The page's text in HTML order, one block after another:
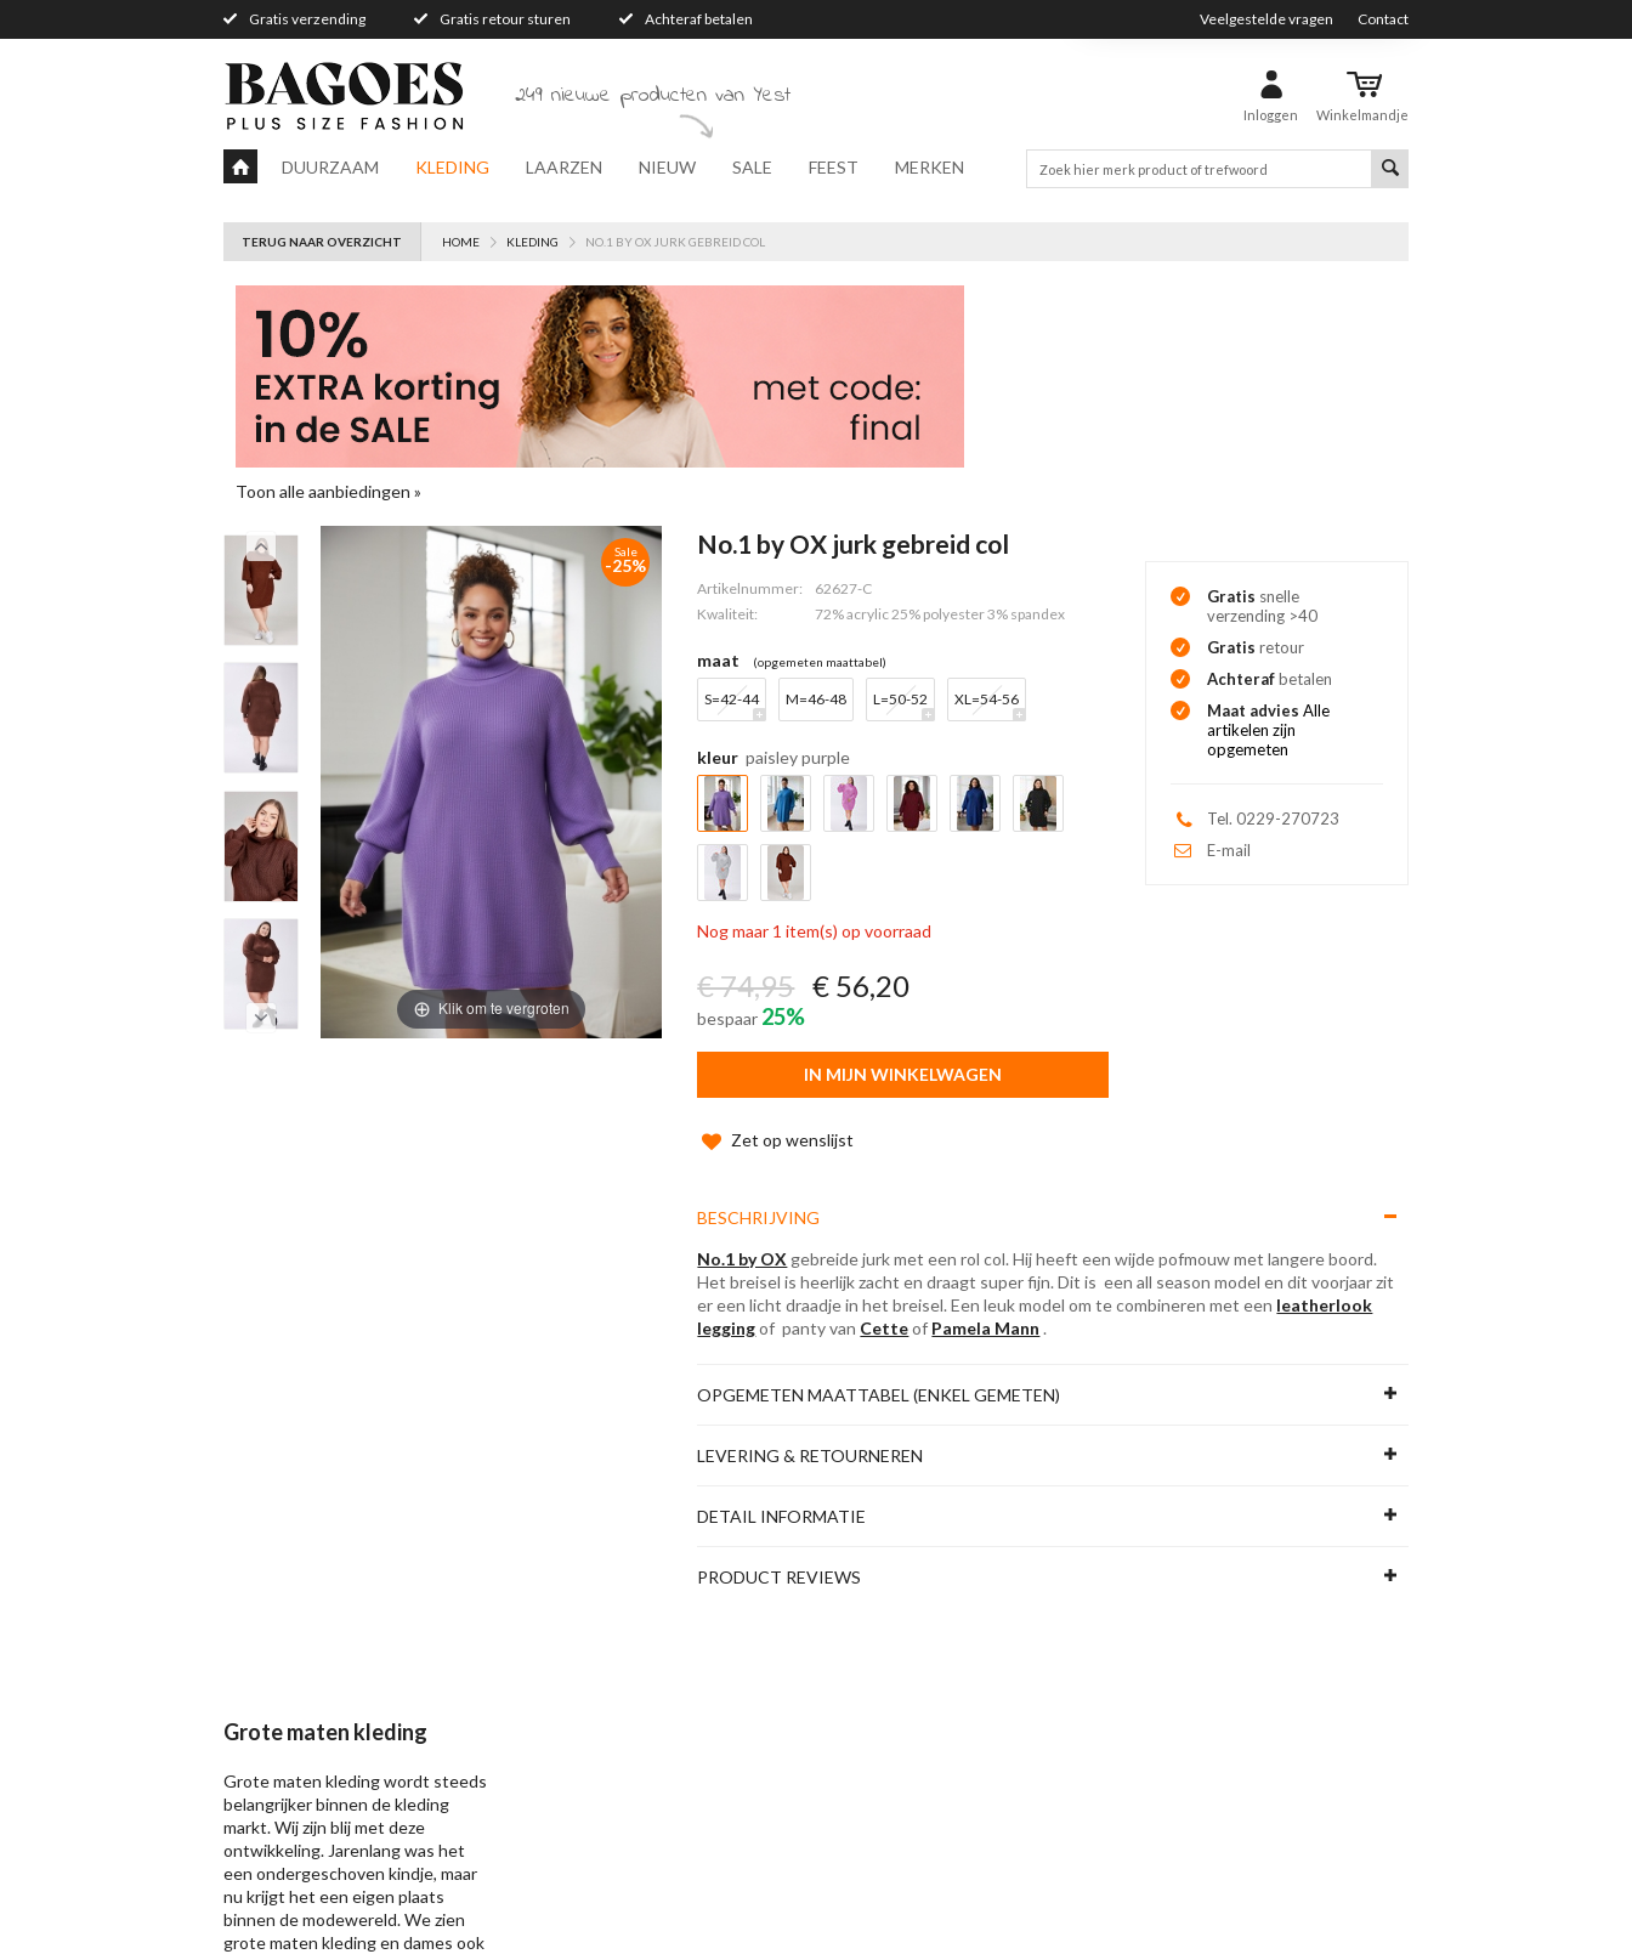
Gratis verzending Gratis retour sturen Achteraf betalen Veelgestelde vragen Contact
Inloggen Winkelmandje
249 nieuwe producten van Yest
DUURZAAM KLEDING LAARZEN NIEUW SALE FEEST MERKEN
TERUG NAAR OVERZICHT HOME KLEDING NO.1 BY OX JURK GEBREID COL
Toon alle aanbiedingen »
Klik om te vergroten
Sale
-25%
No.1 by OX jurk gebreid col
Artikelnummer:
62627-C
Kwaliteit:
72% acrylic 25% polyester 3% spandex
maat (opgemeten maattabel)
S=42-44 M=46-48 L=50-52 XL=54-56
kleur paisley purple
Nog maar 1 item(s) op voorraad
€ 74,95 € 56,20
bespaar 25%
IN MIJN WINKELWAGEN
Zet op wenslijst
Gratis snelle
verzending >40
Gratis retour
Achterafbetalen
Maat adviesAlle
artikelen zijn
opgemeten
Tel. 0229-270723
E-mail
BESCHRIJVING
No.1 by OX gebreide jurk met een rol col. Hij heeft een wijde pofmouw met langere boord.
Het breisel is heerlijk zacht en draagt super fijn. Dit is een all season model en dit voorjaar zit
er een licht draadje in het breisel. Een leuk model om te combineren met een leatherlook
leggingof panty van Cetteof Pamela Mann .
OPGEMETEN MAATTABEL (ENKEL GEMETEN)
LEVERING & RETOURNEREN
DETAIL INFORMATIE
PRODUCT REVIEWS
Grote maten kleding
Grote maten kleding wordt steeds
belangrijker binnen de kleding
markt. Wij zijn blij met deze
ontwikkeling. Jarenlang was het
een ondergeschoven kindje, maar
nu krijgt het een eigen plaats
binnen de modewereld. We zien
grote maten kleding en dames ook